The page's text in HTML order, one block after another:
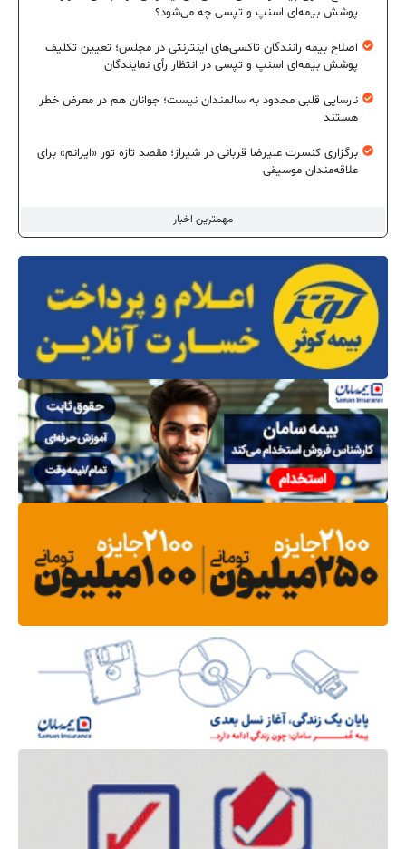
مهمترین اخبار
پوشش بیمه‌ای اسنپ و تپسی چه می‌شود؟
اصلاح بیمه رانندگان تاکسی‌های اینترنتی در مجلس؛ تعیین تکلیف
پوشش بیمه‌ای اسنپ و تپسی در انتظار رأی نمایندگان
نارسایی قلبی محدود به سالمندان نیست؛ جوانان هم در معرض خطر
هستند
برگزاری کنسرت علیرضا قربانی در شیراز؛ مقصد تازه تور «ایرانم» برای
علاقه‌مندان موسیقی